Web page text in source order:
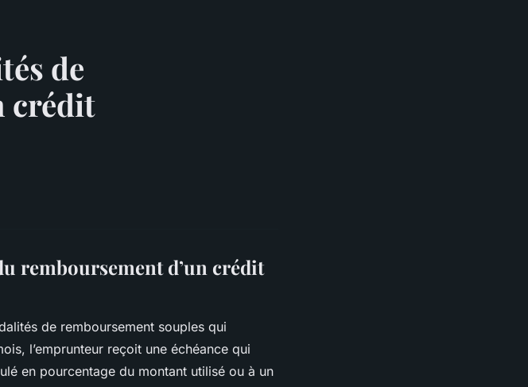
de
crédit
remboursement d’un crédit
de remboursement souples qui
l’emprunteur reçoit une échéance qui
en pourcentage du montant utilisé ou à un